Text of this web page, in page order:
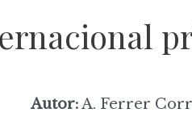
Autor:A. Ferrer